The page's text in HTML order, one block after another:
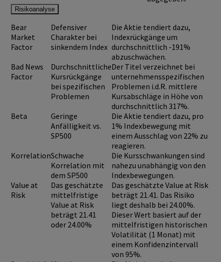
Risikoanalyse
Bear
Market
Factor
Defensiver
Charakter bei
sinkendem Index
Die Aktie tendiert dazu,
Indexrückgänge um
durchschnittlich -191%
abzuschwächen.
Bad News
Factor
Durchschnittliche
Kursrückgänge
bei spezifischen
Problemen
Der Titel verzeichnet bei
unternehmensspezifischen
Problemen i.d.R. mittlere
Kursabschläge in Höhe von
durchschnittlich 317%.
Beta
Geringe
Anfälligkeit vs.
SP500
Die Aktie tendiert dazu, pro
1% Indexbewegung mit
einem Ausschlag von 22% zu
reagieren.
KorrelationSchwache
Korrelation mit
dem SP500
Die Kursschwankungen sind
nahezu unabhängig von den
Indexbewegungen.
Value at
Risk
Das geschätzte
mittelfristige
Value at Risk
beträgt 21.41
oder 24.00%
Das geschätzte Value at Risk
beträgt 21.41. Das Risiko
liegt deshalb bei 24.00%.
Dieser Wert basiert auf der
mittelfristigen historischen
Volatilität (1 Monat) mit
einem Konfidenzintervall
von 95%.